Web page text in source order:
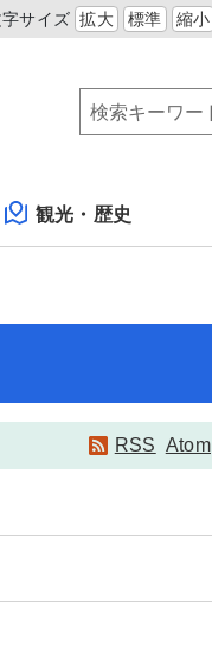
サイズ 拡大 標準 縮小
観光・歴史
RSS Atom